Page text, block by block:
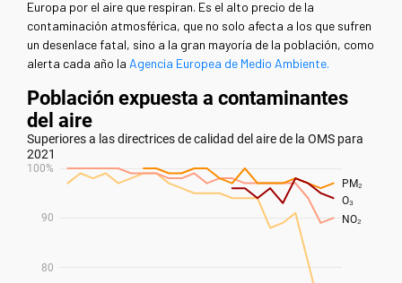
Europa por el aire que respiran. Es el alto precio de la
contaminación atmosférica, que no solo afecta a los que sufren
un desenlace fatal, sino a la gran mayoría de la población, como
alerta cada año la Agencia Europea de Medio Ambiente.